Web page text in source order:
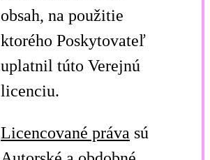
obsah, na použitie
ktorého Poskytovateľ
uplatnil túto Verejnú
licenciu.
Licencované práva sú